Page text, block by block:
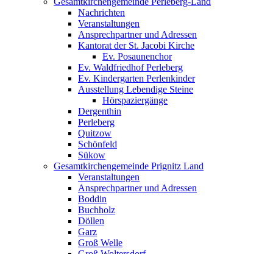
Nachrichten
Veranstaltungen
Ansprechpartner und Adressen
Kantorat der St. Jacobi Kirche
Ev. Posaunenchor
Ev. Waldfriedhof Perleberg
Ev. Kindergarten Perlenkinder
Ausstellung Lebendige Steine
Hörspaziergänge
Dergenthin
Perleberg
Quitzow
Schönfeld
Sükow
Gesamtkirchengemeinde Prignitz Land
Veranstaltungen
Ansprechpartner und Adressen
Boddin
Buchholz
Döllen
Garz
Groß Welle